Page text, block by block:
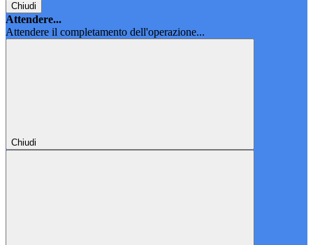
Chiudi
Attendere...
Attendere il completamento dell'operazione...
Chiudi